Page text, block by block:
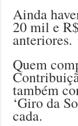
Ainda
20 mil e
anteriores.
Quem
também
‘Giro da
cada.